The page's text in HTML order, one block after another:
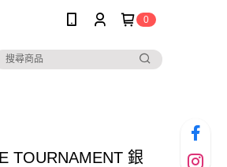
0
TOURNAMENT 銀